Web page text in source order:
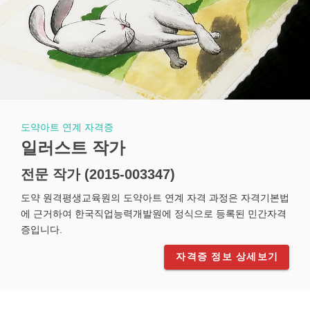
도약아트 연계 자격증
일러스트 작가
전문 작가 (2015-003347)
도약 원격평생교육원의 도약아트 연계 자격 과정은 자격기본법
에 근거하여 한국직업능력개발원에 정식으로 등록된 민간자격
증입니다.
자격증 정보 상세보기